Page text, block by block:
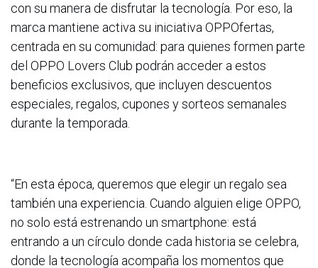
con su manera de disfrutar la tecnología. Por eso, la
marca mantiene activa su iniciativa OPPOfertas,
centrada en su comunidad: para quienes formen parte
del OPPO Lovers Club podrán acceder a estos
beneficios exclusivos, que incluyen descuentos
especiales, regalos, cupones y sorteos semanales
durante la temporada.
“En esta época, queremos que elegir un regalo sea
también una experiencia. Cuando alguien elige OPPO,
no solo está estrenando un smartphone: está
entrando a un círculo donde cada historia se celebra,
donde la tecnología acompaña los momentos que